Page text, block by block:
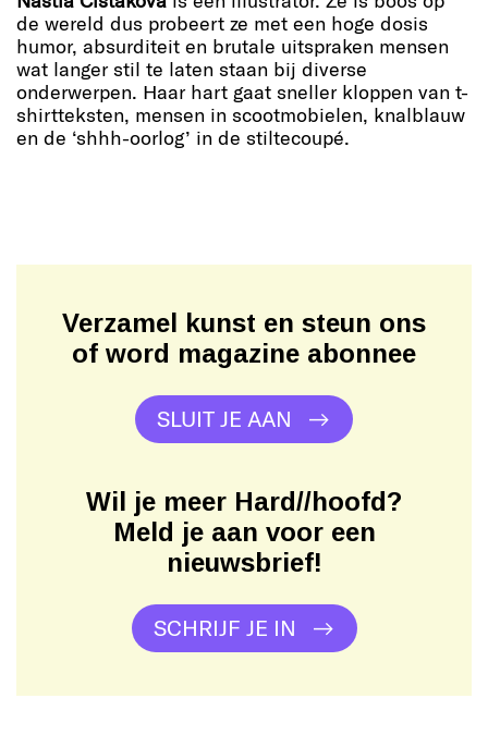
de wereld dus probeert ze met een hoge dosis
humor, absurditeit en brutale uitspraken mensen
wat langer stil te laten staan bij diverse
onderwerpen. Haar hart gaat sneller kloppen van t-
shirtteksten, mensen in scootmobielen, knalblauw
en de ‘shhh-oorlog’ in de stiltecoupé.
Verzamel kunst en steun ons
of word magazine abonnee
SLUIT JE AAN
Wil je meer Hard//hoofd?
Meld je aan voor een
nieuwsbrief!
SCHRIJF JE IN